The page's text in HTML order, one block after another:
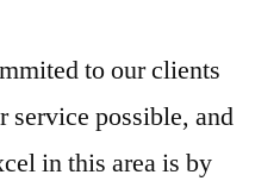
to our clients
service possible, and
in this area is by